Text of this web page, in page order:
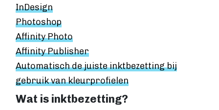
Stappenplan
VIA BOEKENBESTELLEN.NL
Boek uitgeven via Boekenbestellen.nl
Boek uitgeven via eigen website
E-BOOK UITGEVEN
Boek uitgeven als e-book
Wat is een e-book?
E-book opmaken
InDesign
Photoshop
Affinity Photo
Affinity Publisher
Automatisch de juiste inktbezetting bij
gebruik van kleurprofielen
Wat is inktbezetting?